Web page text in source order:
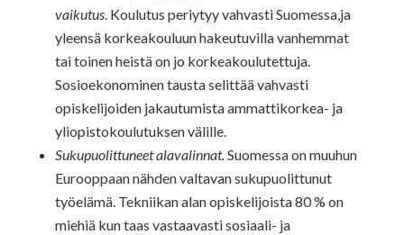
vaikutus. Koulutus periytyy vahvasti Suomessa,ja
yleensä korkeakouluun hakeutuvilla vanhemmat
tai toinen heistä on jo korkeakoulutettuja.
Sosioekonominen tausta selittää vahvasti
opiskelijoiden jakautumista ammattikorkea- ja
yliopistokoulutuksen välille.
Sukupuolittuneet alavalinnat.Suomessa on muuhun
Eurooppaan nähden valtavan sukupuolittunut
työelämä. Tekniikan alan opiskelijoista 80 % on
miehiä kun taas vastaavasti sosiaali- ja